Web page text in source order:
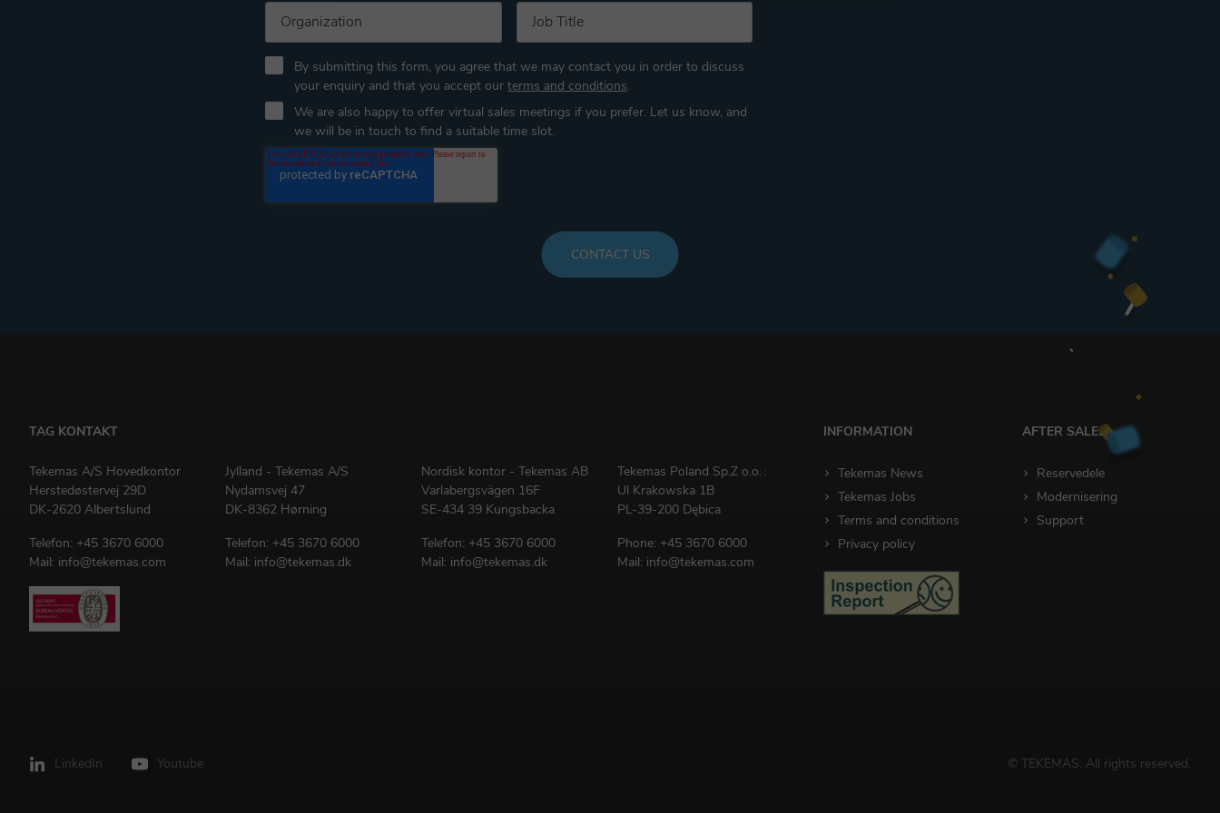
By submitting this form, you agree that we may contact you in order to discuss
your enquiry and that you accept our terms and conditions.
We are also happy to offer virtual sales meetings if you prefer. Let us know, and
we will be in touch to find a suitable time slot.
TAG KONTAKT
Tekemas A/S Hovedkontor
Herstedøstervej 29D
DK-2620 Albertslund
Telefon: +45 3670 6000
Mail: info@tekemas.com
Jylland - Tekemas A/S
Nydamsvej 47
DK-8362 Hørning
Telefon: +45 3670 6000
Mail: info@tekemas.dk
Nordisk kontor - Tekemas AB
Varlabergsvägen 16F
SE-434 39 Kungsbacka
Telefon: +45 3670 6000
Mail: info@tekemas.dk
Tekemas Poland Sp.Z o.o. :
Ul Krakowska 1B
PL-39-200 Dębica
Phone: +45 3670 6000
Mail: info@tekemas.com
INFORMATION
Tekemas News
Tekemas Jobs
Terms and conditions
Privacy policy
AFTER SALES
Reservedele
Modernisering
Support
LinkedIn Youtube © TEKEMAS. All rights reserved.